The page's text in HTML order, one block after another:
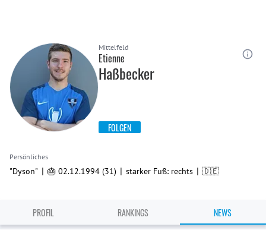
Mittelfeld
Etienne
Haßbecker
FOLGEN
Persönliches
"Dyson" | 🎂 02.12.1994 (31) | starker Fuß: rechts | 🇩🇪
PROFIL RANKINGS NEWS